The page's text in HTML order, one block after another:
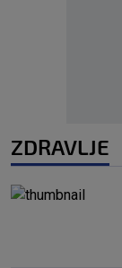
ZDRAVLJE